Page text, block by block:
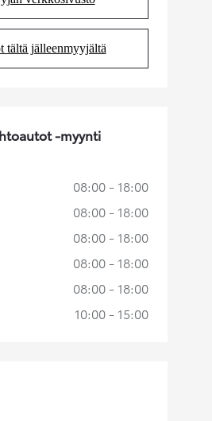
(Aukeaa uudessa välilehdessä)
tältä jälleenmyyjältä
(Aukeaa uudessa välilehdessä)
-myynti
08:00 - 18:00
08:00 - 18:00
08:00 - 18:00
08:00 - 18:00
08:00 - 18:00
10:00 - 15:00